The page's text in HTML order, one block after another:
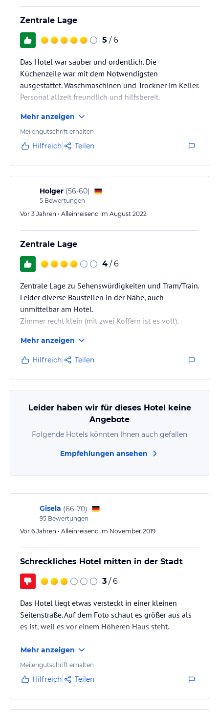
Zentrale Lage
5 / 6
Das Hotel war sauber und ordentlich. Die
Küchenzeile war mit dem Notwendigsten
ausgestattet. Waschmaschinen und Trockner im Keller.
Personal allzeit freundlich und hilfsbereit.
Mehr anzeigen
Meilengutschrift erhalten
Hilfreich Teilen
Holger (56-60)
5 Bewertungen
Vor 3 Jahren • Alleinreisend im August 2022
Zentrale Lage
4 / 6
Zentrale Lage zu Sehenswürdigkeiten und Tram/Train.
Leider diverse Baustellen in der Nähe, auch
unmittelbar am Hotel.
Zimmer recht klein (mit zwei Koffern ist es voll).
Mehr anzeigen
Hilfreich Teilen
Leider haben wir für dieses Hotel keine
Angebote
Folgende Hotels könnten Ihnen auch gefallen
Empfehlungen ansehen
Gisela (66-70)
95 Bewertungen
Vor 6 Jahren • Alleinreisend im November 2019
Schreckliches Hotel mitten in der Stadt
3 / 6
Das Hotel liegt etwas versteckt in einer kleinen
Seitenstraße. Auf dem Foto schaut es größer aus als
es ist, weil es vor einem Höheren Haus steht.
Mehr anzeigen
Meilengutschrift erhalten
Hilfreich Teilen